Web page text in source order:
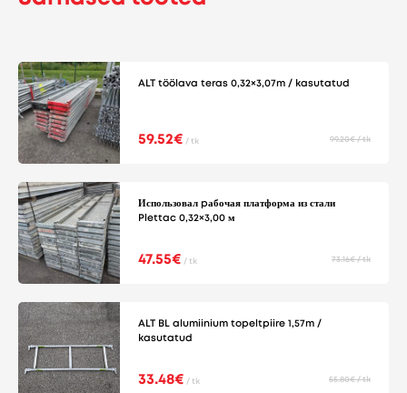
ALT töölava teras 0,32×3,07m / kasutatud
59.52€ / tk 99.20€ / tk
Использовал pабочая платформа из стали
Plettac 0,32×3,00 м
47.55€ / tk 73.16€ / tk
ALT BL alumiinium topeltpiire 1,57m /
kasutatud
33.48€ / tk 55.80€ / tk